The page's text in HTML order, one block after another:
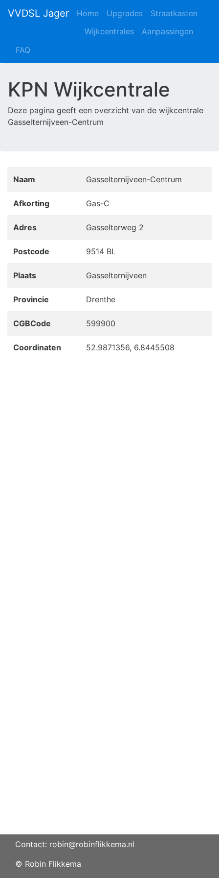
VVDSL Jager Home Upgrades
Straatkasten
Wijkcentrales
Aanpassingen
FAQ
KPN Wijkcentrale
Deze pagina geeft een overzicht van de wijkcentrale
Gasselternijveen-Centrum
Naam Gasselternijveen-Centrum
Afkorting Gas-C
Adres Gasselterweg 2
Postcode 9514 BL
Plaats Gasselternijveen
Provincie Drenthe
CGBCode 599900
Coordinaten 52.9871356, 6.8445508
Contact: robin@robinflikkema.nl
© Robin Flikkema